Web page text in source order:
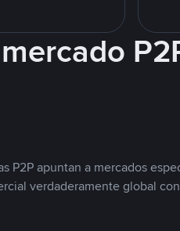
P2P apuntan a mercados
verdaderamente global